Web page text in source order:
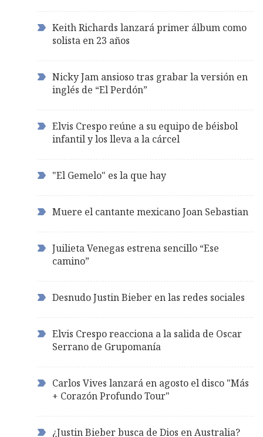
Keith Richards lanzará primer álbum como
solista en 23 años
Nicky Jam ansioso tras grabar la versión en
inglés de “El Perdón”
Elvis Crespo reúne a su equipo de béisbol
infantil y los lleva a la cárcel
"El Gemelo" es la que hay
Muere el cantante mexicano Joan Sebastian
Juilieta Venegas estrena sencillo “Ese
camino”
Desnudo Justin Bieber en las redes sociales
Elvis Crespo reacciona a la salida de Oscar
Serrano de Grupomanía
Carlos Vives lanzará en agosto el disco "Más
+ Corazón Profundo Tour"
¿Justin Bieber busca de Dios en Australia?